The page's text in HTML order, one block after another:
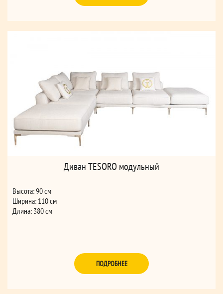
Диван TESORO модульный
Высота: 90 см
Ширина: 110 см
Длина: 380 см
ПОДРОБНЕЕ